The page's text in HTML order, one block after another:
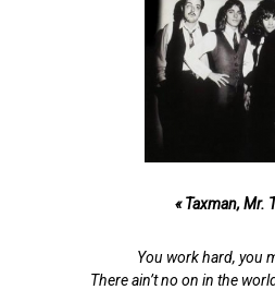
« Taxman, Mr.
You work hard, you
There ain’t no on in the